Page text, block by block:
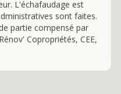
L'échafaudage est
sont faites.
partie compensé par
Copropriétés, CEE,